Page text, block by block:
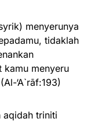
menyerunya
tidaklah
kamu menyeru
‘A`rāf:193)
aqidah triniti